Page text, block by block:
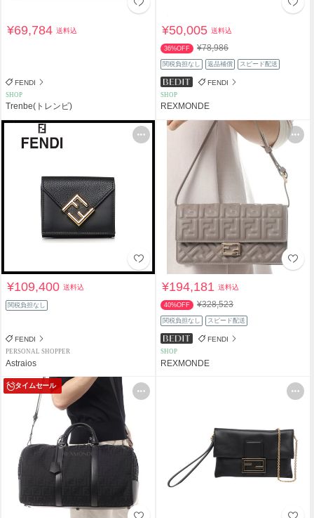
¥69,784送料込
FENDI
SHOP
Trenbe(トレンビ)
¥50,005送料込
36%OFF ¥78,986
関税負担なし 返品補償 スピード配送
FENDI
SHOP
REXMONDE
¥109,400送料込
関税負担なし
FENDI
PERSONAL SHOPPER
Astraios
¥194,181送料込
40%OFF ¥328,523
関税負担なし スピード配送
FENDI
SHOP
REXMONDE
タイムセール